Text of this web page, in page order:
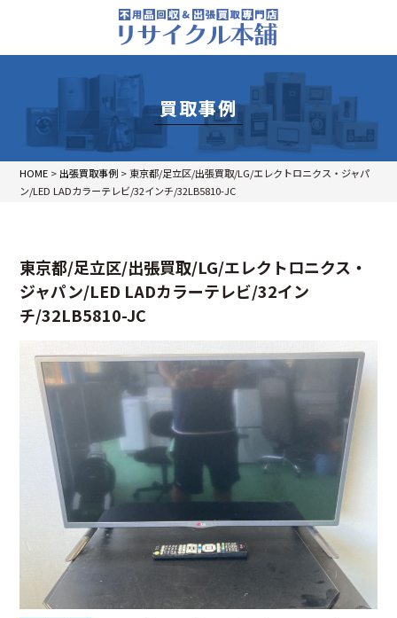
買取事例
HOME > 出張買取事例 > 東京都/足立区/出張買取/LG/エレクトロニクス・ジャパ
ン/LED LADカラーテレビ/32インチ/32LB5810-JC
東京都/足立区/出張買取/LG/エレクトロニクス・
ジャパン/LED LADカラーテレビ/32イン
チ/32LB5810-JC